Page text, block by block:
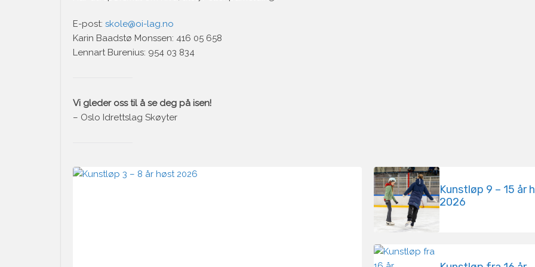
E-post: skole@oi-lag.no
Karin Baadstø Monssen: 416 05 658
Lennart Burenius: 954 03 834
Vi gleder oss til å se deg på isen!
– Oslo Idrettslag Skøyter
Kunstløp 9 – 15 år
2026